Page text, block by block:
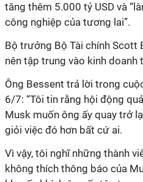
tăng thêm 5.000 tỷ USD và
công nghiệp của tương lai”.
Bộ trưởng Bộ Tài chính Scott
nên tập trung vào kinh doanh
Ông Bessent trả lời trong
6/7: “Tôi tin rằng hội động
Musk muốn ông ấy quay trở
giỏi việc đó hơn bất cứ ai.
Vì vậy, tôi nghĩ những thành
không thích thông báo của